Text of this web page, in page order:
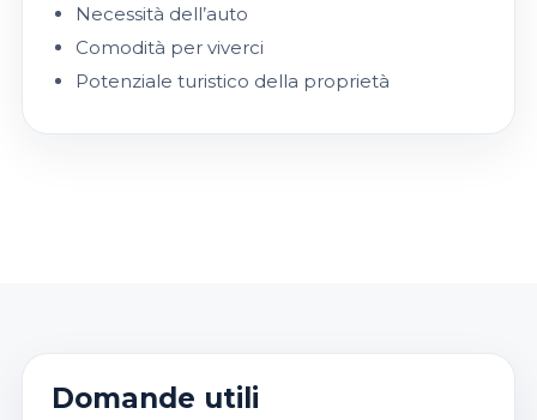
Necessità dell’auto
Comodità per viverci
Potenziale turistico della proprietà
Domande utili